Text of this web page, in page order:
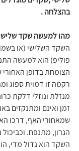
בהצלחה .
מהו למעשה שקד
השקד השלישי (או
פוליפ) הוא למעשה
הצומחת בדופן
רקמה זו דמוית ספוג
מנזלת ונוזלי דלקת
זמן ואינם ומתנקזים
שמאחורי האף, דרכו
הגרון, מתנפח.
השקד הוא גדול מדי,